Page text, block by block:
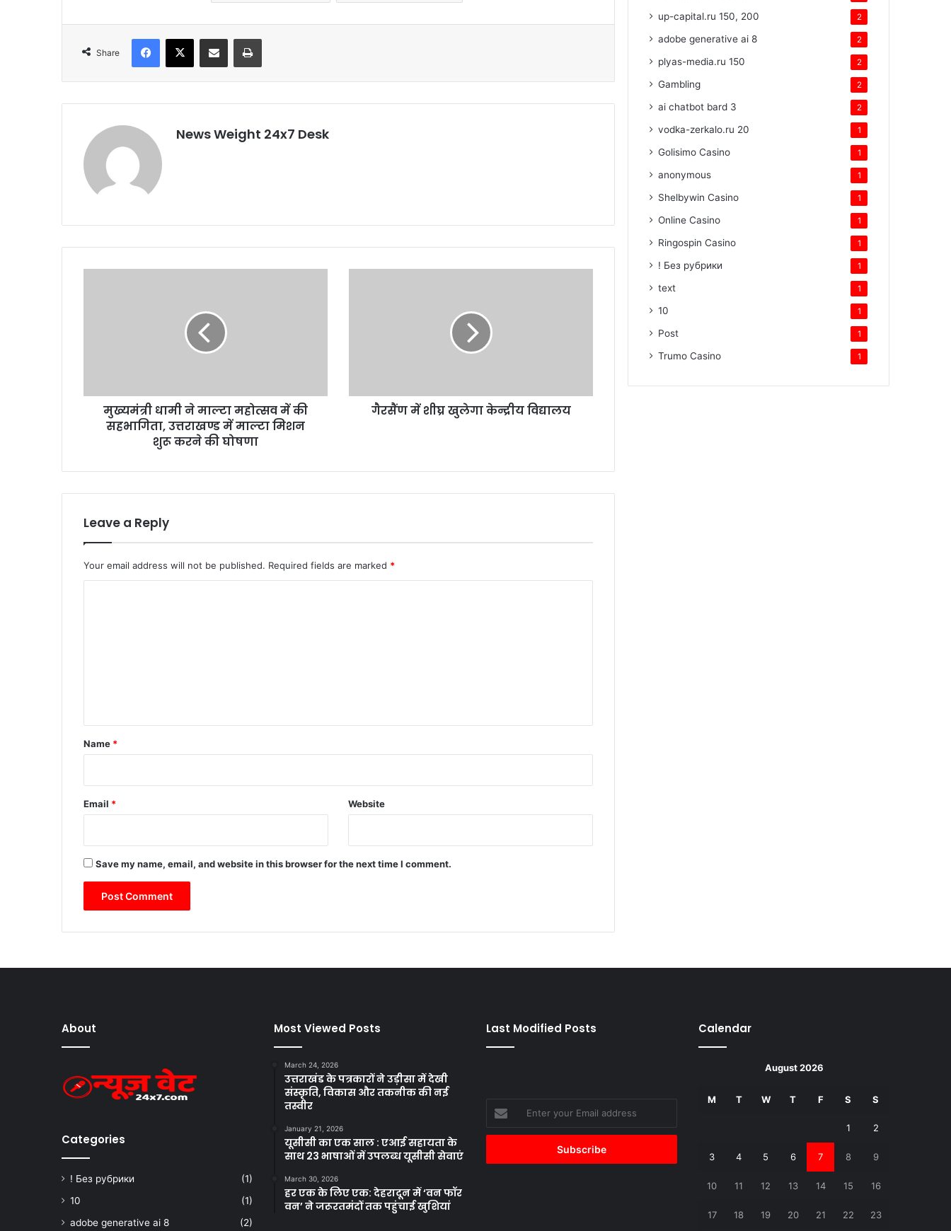
Share
News Weight 24x7 Desk
ल्टा
में
भा
गि
शु
ने
ष
णा
मुख्यमंत्री धामी ने माल्टा महोत्सव में की
सहभागिता, उत्तराखण्ड में माल्टा मिशन
शुरू करने की घोषणा
ले
वि
गैरसैंण में शीघ्र खुलेगा केन्द्रीय विद्यालय
Leave a Reply
Your email address will not be published. Required fields are marked *
*
Name *
Email * Website
Save my name, email, and website in this browser for the next time I comment.
up-capital.ru 150, 200 2
adobe generative ai 8 2
plyas-media.ru 150 2
Gambling 2
ai chatbot bard 3 2
vodka-zerkalo.ru 20 1
Golisimo Casino 1
anonymous 1
Shelbywin Casino 1
Online Casino 1
Ringospin Casino 1
! Без рубрики 1
text 1
10 1
Post 1
Trumo Casino 1
About
Categories
! Без рубрики
(1)
10
(1)
adobe generative ai 8
(2)
Most Viewed Posts
March 24, 2026
उत्तराखंड के पत्रकारों ने उड़ीसा में देखी
संस्कृति, विकास और तकनीक की नई
तस्वीर
January 21, 2026
यूसीसी का एक साल : एआई सहायता के
साथ 23 भाषाओं में उपलब्ध यूसीसी सेवाएं
March 30, 2026
हर एक के लिए एक: देहरादून में ‘वन फॉर
वन’ ने जरूरतमंदों तक पहुंचाई खुशियां
Last Modified Posts
Enter
your
Email
Calendar
August 2026
M T W T F S S
1 2
3 4 5 6 7 8 9
10 11 12 13 14 15 16
17 18 19 20 21 22 23